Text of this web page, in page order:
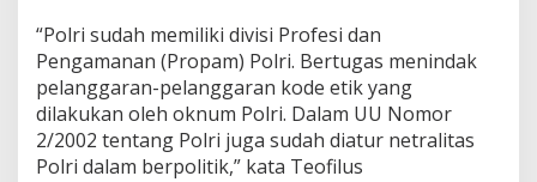
“Polri sudah memiliki divisi Profesi dan
Pengamanan (Propam) Polri. Bertugas menindak
pelanggaran-pelanggaran kode etik yang
dilakukan oleh oknum Polri. Dalam UU Nomor
2/2002 tentang Polri juga sudah diatur netralitas
Polri dalam berpolitik,” kata Teofilus